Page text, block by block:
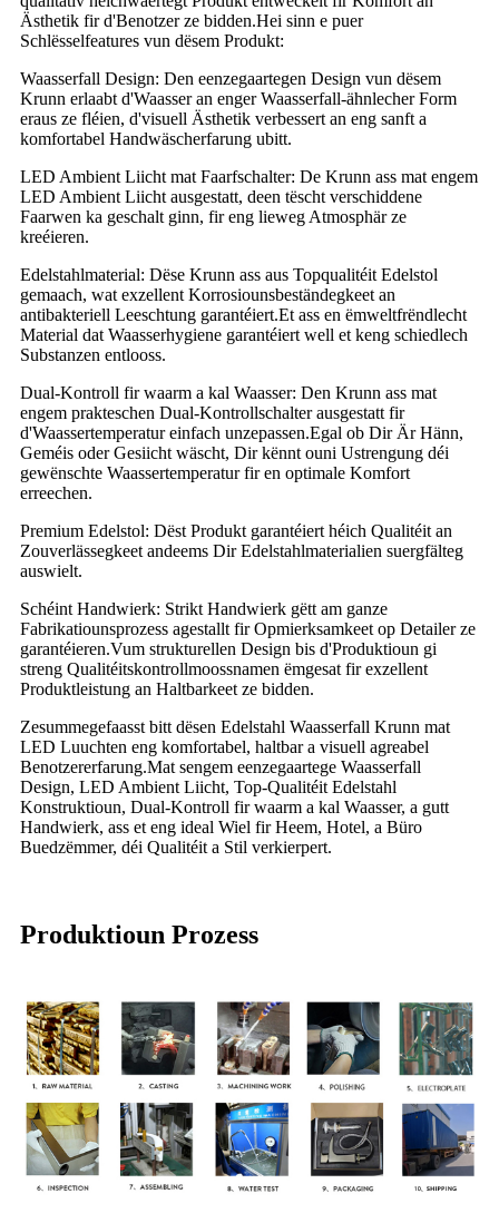
Ästhetik fir d'Benotzer ze bidden.Hei sinn e puer
Schlësselfeatures vun dësem Produkt:
Waasserfall Design: Den eenzegaartegen Design vun dësem
Krunn erlaabt d'Waasser an enger Waasserfall-ähnlecher Form
eraus ze fléien, d'visuell Ästhetik verbessert an eng sanft a
komfortabel Handwäscherfarung ubitt.
LED Ambient Liicht mat Faarfschalter: De Krunn ass mat engem
LED Ambient Liicht ausgestatt, deen tëscht verschiddene
Faarwen ka geschalt ginn, fir eng lieweg Atmosphär ze
kreéieren.
Edelstahlmaterial: Dëse Krunn ass aus Topqualitéit Edelstol
gemaach, wat exzellent Korrosiounsbeständegkeet an
antibakteriell Leeschtung garantéiert.Et ass en ëmweltfrëndlecht
Material dat Waasserhygiene garantéiert well et keng schiedlech
Substanzen entlooss.
Dual-Kontroll fir waarm a kal Waasser: Den Krunn ass mat
engem prakteschen Dual-Kontrollschalter ausgestatt fir
d'Waassertemperatur einfach unzepassen.Egal ob Dir Är Hänn,
Geméis oder Gesiicht wäscht, Dir kënnt ouni Ustrengung déi
gewënschte Waassertemperatur fir en optimale Komfort
erreechen.
Premium Edelstol: Dëst Produkt garantéiert héich Qualitéit an
Zouverlässegkeet andeems Dir Edelstahlmaterialien suergfälteg
auswielt.
Schéint Handwierk: Strikt Handwierk gëtt am ganze
Fabrikatiounsprozess agestallt fir Opmierksamkeet op Detailer ze
garantéieren.Vum strukturellen Design bis d'Produktioun gi
streng Qualitéitskontrollmoossnamen ëmgesat fir exzellent
Produktleistung an Haltbarkeet ze bidden.
Zesummegefaasst bitt dësen Edelstahl Waasserfall Krunn mat
LED Luuchten eng komfortabel, haltbar a visuell agreabel
Benotzererfarung.Mat sengem eenzegaartege Waasserfall
Design, LED Ambient Liicht, Top-Qualitéit Edelstahl
Konstruktioun, Dual-Kontroll fir waarm a kal Waasser, a gutt
Handwierk, ass et eng ideal Wiel fir Heem, Hotel, a Büro
Buedzëmmer, déi Qualitéit a Stil verkierpert.
Produktioun Prozess